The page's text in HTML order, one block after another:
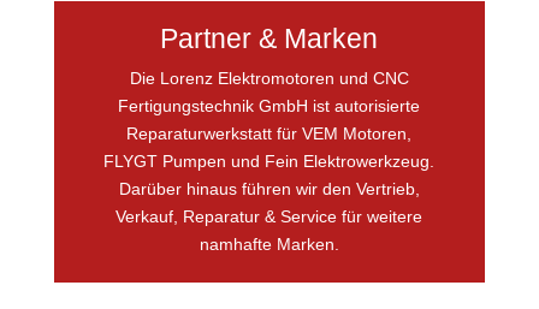
Partner & Marken
Die Lorenz Elektromotoren und CNC
Fertigungstechnik GmbH ist autorisierte
Reparaturwerkstatt für VEM Motoren,
FLYGT Pumpen und Fein Elektrowerkzeug.
Darüber hinaus führen wir den Vertrieb,
Verkauf, Reparatur & Service für weitere
namhafte Marken.